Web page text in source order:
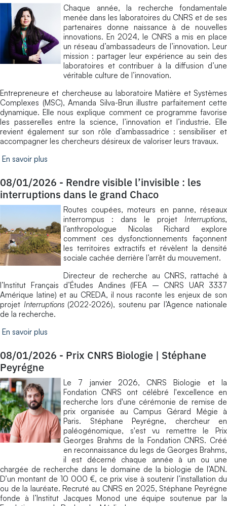
Chaque année, la recherche fondamentale
menée dans les laboratoires du CNRS et de ses
partenaires donne naissance à de nouvelles
innovations. En 2024, le CNRS a mis en place
un réseau d’ambassadeurs de l’innovation. Leur
mission : partager leur expérience au sein des
laboratoires et contribuer à la diffusion d’une
véritable culture de l’innovation.
Entrepreneure et chercheuse au laboratoire Matière et Systèmes
Complexes (MSC), Amanda Silva-Brun illustre parfaitement cette
dynamique. Elle nous explique comment ce programme favorise
les passerelles entre la science, l’innovation et l’industrie. Elle
revient également sur son rôle d’ambassadrice : sensibiliser et
accompagner les chercheurs désireux de valoriser leurs travaux.
En savoir plus
08/01/2026 - Rendre visible l’invisible : les
interruptions dans le grand Chaco
Routes coupées, moteurs en panne, réseaux
interrompus : dans le projet Interruptions,
l’anthropologue Nicolas Richard explore
comment ces dysfonctionnements façonnent
les territoires extractifs et révèlent la densité
sociale cachée derrière l’arrêt du mouvement.
Directeur de recherche au CNRS, rattaché à
l’Institut Français d’Études Andines (IFEA – CNRS UAR 3337
Amérique latine) et au CREDA, il nous raconte les enjeux de son
projet Interruptions(2022-2026), soutenu par l’Agence nationale
de la recherche.
En savoir plus
08/01/2026 - Prix CNRS Biologie | Stéphane
Peyrégne
Le 7 janvier 2026, CNRS Biologie et la
Fondation CNRS ont célébré l'excellence en
recherche lors d'une cérémonie de remise de
prix organisée au Campus Gérard Mégie à
Paris. Stéphane Peyrégne, chercheur en
paléogénomique, s'est vu remettre le Prix
Georges Brahms de la Fondation CNRS. Créé
en reconnaissance du legs de Georges Brahms,
il est décerné chaque année à un ou une
chargée de recherche dans le domaine de la biologie de l’ADN.
D’un montant de 10 000 €, ce prix vise à soutenir l’installation du
ou de la lauréate. Recruté au CNRS en 2025, Stéphane Peyrégne
fonde à l’Institut Jacques Monod une équipe soutenue par la